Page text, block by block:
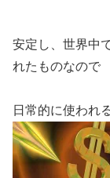
安定し、世界中
れたものなので
日常的に使われ